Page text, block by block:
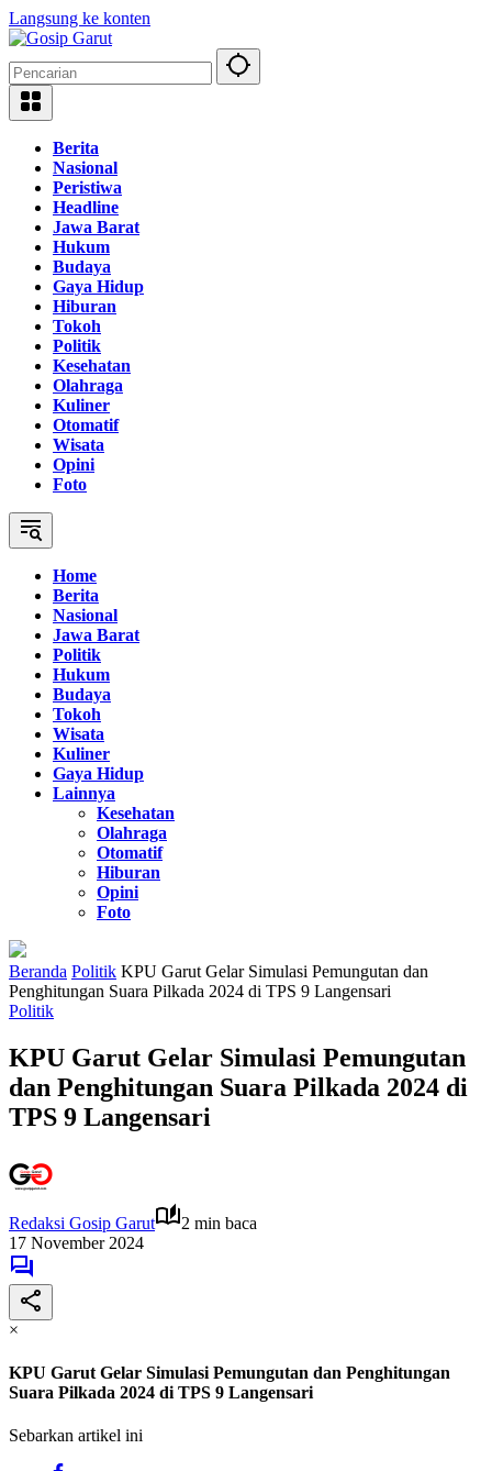
Langsung ke konten
Berita
Nasional
Peristiwa
Headline
Jawa Barat
Hukum
Budaya
Gaya Hidup
Hiburan
Tokoh
Politik
Kesehatan
Olahraga
Kuliner
Otomatif
Wisata
Opini
Foto
Home
Berita
Nasional
Jawa Barat
Politik
Hukum
Budaya
Tokoh
Wisata
Kuliner
Gaya Hidup
Lainnya
Kesehatan
Olahraga
Otomatif
Hiburan
Opini
Foto
Beranda Politik KPU Garut Gelar Simulasi Pemungutan dan
Penghitungan Suara Pilkada 2024 di TPS 9 Langensari
Politik
KPU Garut Gelar Simulasi Pemungutan
dan Penghitungan Suara Pilkada 2024 di
TPS 9 Langensari
Redaksi Gosip Garut
2 min baca
17 November 2024
×
KPU Garut Gelar Simulasi Pemungutan dan Penghitungan
Suara Pilkada 2024 di TPS 9 Langensari
Sebarkan artikel ini